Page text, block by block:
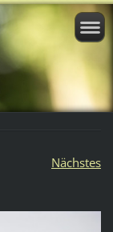
Nächstes